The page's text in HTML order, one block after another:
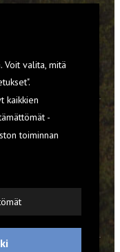
Voit valita, mitä
kaikkien
-
toiminnan